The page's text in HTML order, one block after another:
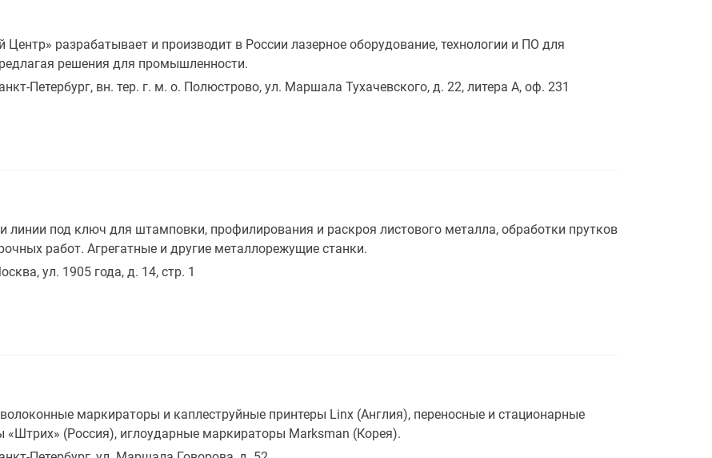
разрабатывает и производит в России лазерное оборудование, технологии и ПО для
решения для промышленности.
Петербург, вн. тер. г. м. о. Полюстрово, ул. Маршала Тухачевского, д. 22, литера А, оф. 231
линии под ключ для штамповки, профилирования и раскроя листового металла, обработки прутков
работ. Агрегатные и другие металлорежущие станки.
ул. 1905 года, д. 14, стр. 1
маркираторы и каплеструйные принтеры Linx (Англия), переносные и стационарные
(Россия), иглоударные маркираторы Marksman (Корея).